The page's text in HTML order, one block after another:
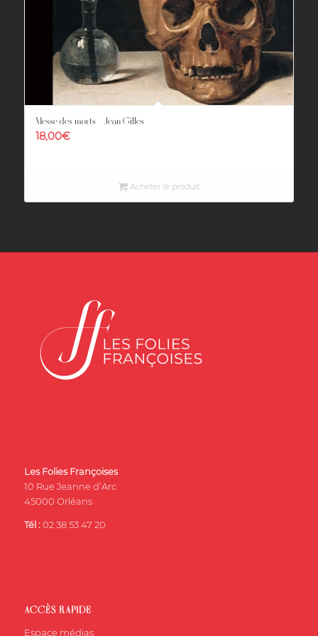
Messe des morts – Jean Gilles
18,00€
Acheter le produit
Les Folies Françoises
10 Rue Jeanne d’Arc
45000 Orléans
Tél : 02 38 53 47 20
ACCÈS RAPIDE
Espace médias